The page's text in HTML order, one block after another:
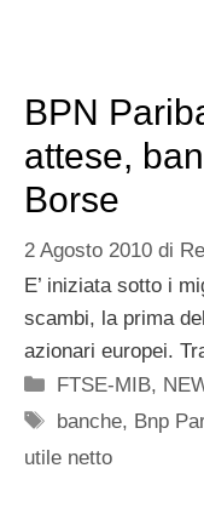
BPN
attese,
Borse
2 Agosto 2010 di
E’ iniziata sotto i
scambi, la prima
azionari europei.
Categorie
FTSE-MIB,
Tag
banche, Bnp
utile netto